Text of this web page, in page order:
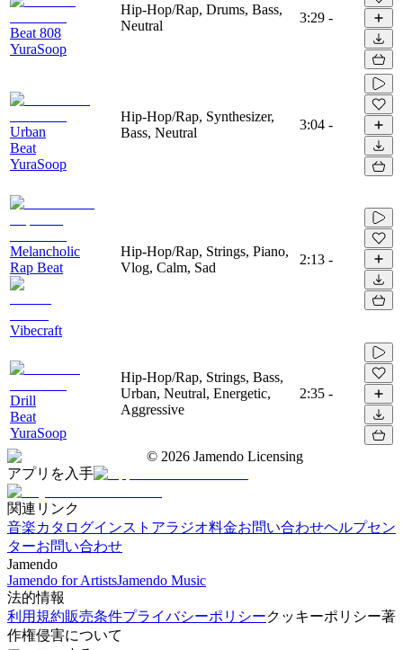
Beat 808
YuraSoop
Hip-Hop/Rap, Drums, Bass,
Neutral
3:29 -
Urban
Beat
YuraSoop
Hip-Hop/Rap, Synthesizer,
Bass, Neutral
3:04 -
Melancholic
Rap Beat
Vibecraft
Hip-Hop/Rap, Strings, Piano,
Vlog, Calm, Sad
2:13 -
Drill
Beat
YuraSoop
Hip-Hop/Rap, Strings, Bass,
Urban, Neutral, Energetic,
Aggressive
2:35 -
© 2026 Jamendo Licensing
アプリを入手
関連リンク
音楽カタログインストアラジオ料金お問い合わせヘルプセン
ターお問い合わせ
Jamendo
Jamendo for ArtistsJamendo Music
法的情報
利用規約販売条件プライバシーポリシークッキーポリシー著
作権侵害について